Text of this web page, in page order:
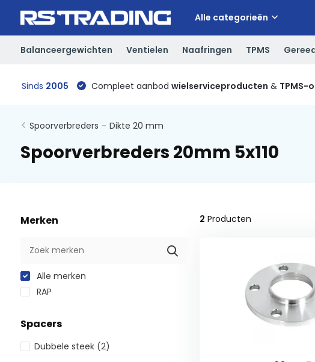
Alle categorieën
Balanceergewichten Ventielen Naafringen TPMS
Sinds 2005 Compleet aanbod wielserviceproducten & TPMS-
Spoorverbreders - Dikte 20 mm
Spoorverbreders 20mm 5x110
Merken
Alle merken
RAP
Spacers
Dubbele steek (2)
2 Producten